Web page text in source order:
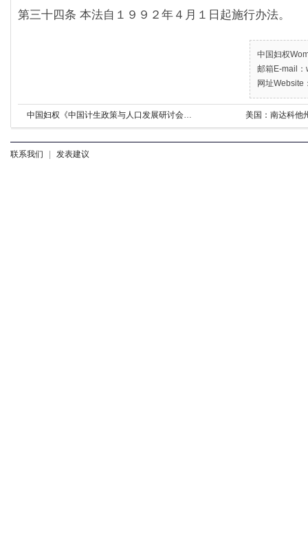
第三十四条 本法自１９９２年４月１日起施行办法。
中国妇权
邮箱E-mail
网址Website
中国妇权《中国计生政策与人口发展研讨会》成果丰富 美国：南达科他
联系我们 发表建议